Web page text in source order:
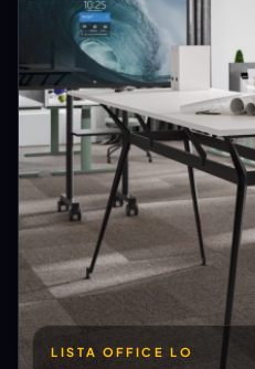
LISTA OFFICE LO